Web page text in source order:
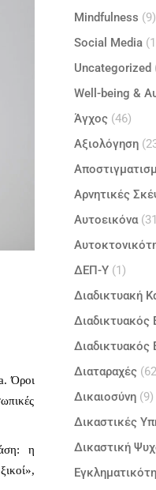
Όροι
η
Mindfulness (9)
Social Media
Uncategorized
Well-being &
Άγχος(46)
Αξιολόγηση
Αρνητικές
Αυτοεικόνα
ΔΕΠ-Υ(1)
Διαδικτυακή
Διαδικτυακός
Διαδικτυακός
Διαταραχές
Δικαιοσύνη(9)
Δικαστικές
Δικαστική